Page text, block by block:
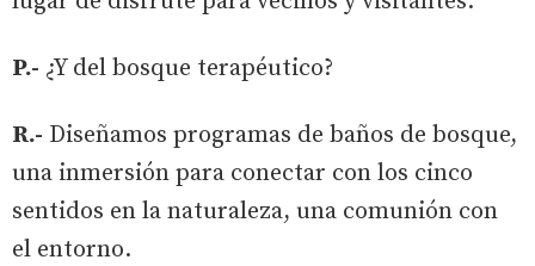
P.- ¿Y del bosque terapéutico?
R.- Diseñamos programas de baños de bosque,
una inmersión para conectar con los cinco
sentidos en la naturaleza, una comunión con
el entorno.